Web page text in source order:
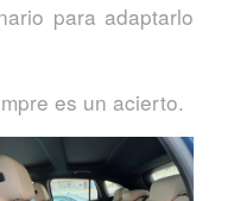
para adaptarlo
es un acierto.